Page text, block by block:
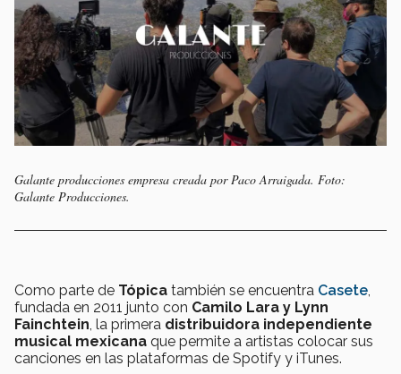
Galante producciones empresa creada por Paco Arraigada. Foto:
Galante Producciones.
Como parte de Tópica también se encuentra Casete,
fundada en 2011 junto con Camilo Lara y Lynn
Fainchtein, la primera distribuidora independiente
musical mexicana que permite a artistas colocar sus
canciones en las plataformas de Spotify y iTunes.